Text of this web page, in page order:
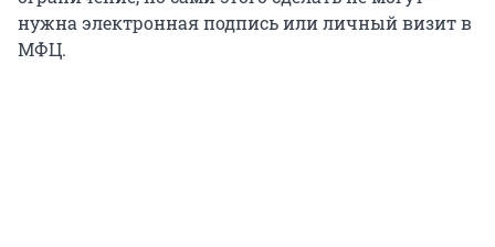
нужна электронная подпись или личный визит в
МФЦ.